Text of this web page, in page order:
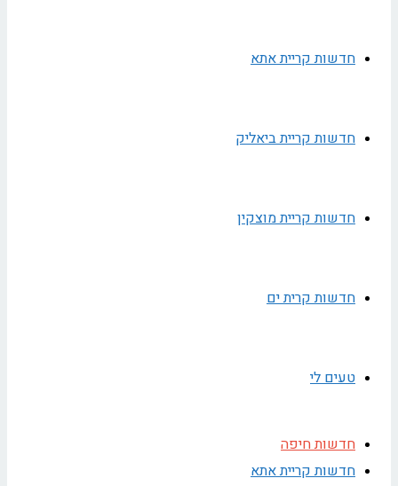
חדשות קריית אתא
חדשות קריית ביאליק
חדשות קריית מוצקין
חדשות קרית ים
טעים לי
חדשות חיפה
חדשות קריית אתא